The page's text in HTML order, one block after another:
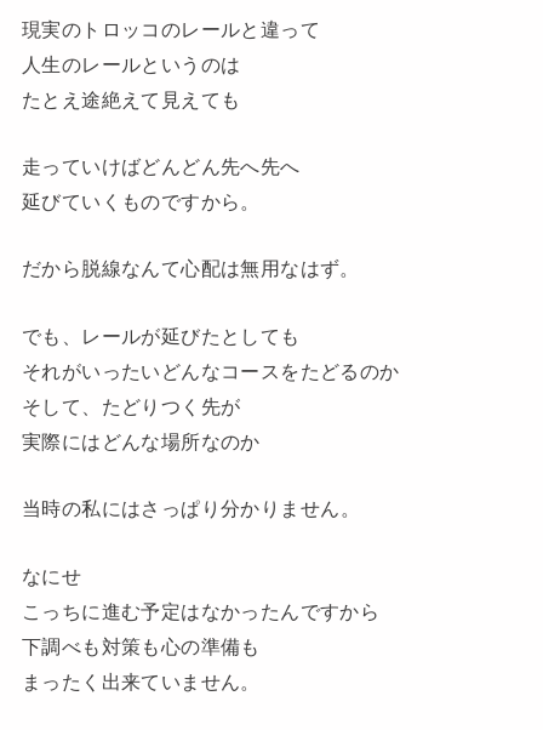
現実のトロッコのレールと違って
人生のレールというのは
たとえ途絶えて見えても
走っていけばどんどん先へ先へ
延びていくものですから。
だから脱線なんて心配は無用なはず。
でも、レールが延びたとしても
それがいったいどんなコースをたどるのか
そして、たどりつく先が
実際にはどんな場所なのか
当時の私にはさっぱり分かりません 。
なにせ
こっちに進む予定はなかったんですから
下調べも対策も心の準備も
まったく出来ていません